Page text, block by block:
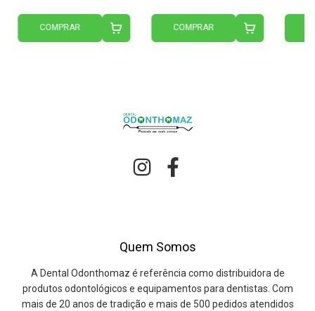
COMPRAR COMPRAR
Quem Somos
A Dental Odonthomaz é referência como distribuidora de
produtos odontológicos e equipamentos para dentistas. Com
mais de 20 anos de tradição e mais de 500 pedidos atendidos